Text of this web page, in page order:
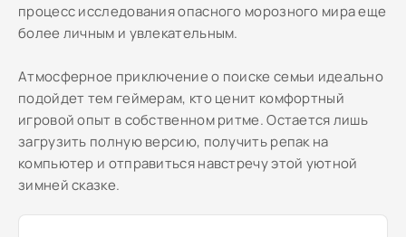
процесс исследования опасного морозного мира еще
более личным и увлекательным.
Атмосферное приключение о поиске семьи идеально
подойдет тем геймерам, кто ценит комфортный
игровой опыт в собственном ритме. Остается лишь
загрузить полную версию, получить репак на
компьютер и отправиться навстречу этой уютной
зимней сказке.